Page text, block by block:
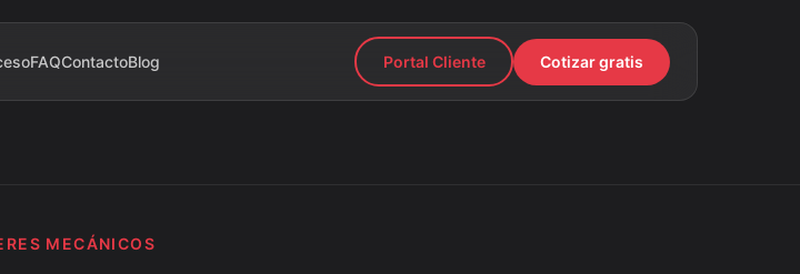
FAQContactoBlog Portal Cliente Cotizar gratis
MECÁNICOS